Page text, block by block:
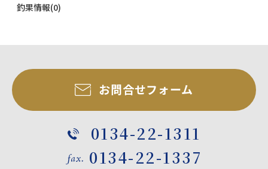
釣果情報(0)
お問合せフォーム
0134-22-1311
0134-22-1337